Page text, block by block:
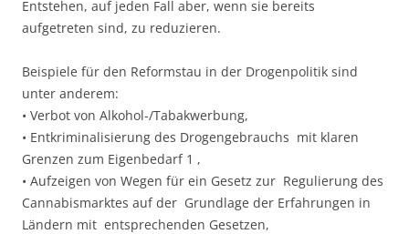
Entstehen, auf jeden Fall aber, wenn sie bereits
aufgetreten sind, zu reduzieren.
Beispiele für den Reformstau in der Drogenpolitik sind
unter anderem:
• Verbot von Alkohol-/Tabakwerbung,
• Entkriminalisierung des Drogengebrauchs mit klaren
Grenzen zum Eigenbedarf 1 ,
• Aufzeigen von Wegen für ein Gesetz zur Regulierung des
Cannabismarktes auf der Grundlage der Erfahrungen in
Ländern mit entsprechenden Gesetzen,